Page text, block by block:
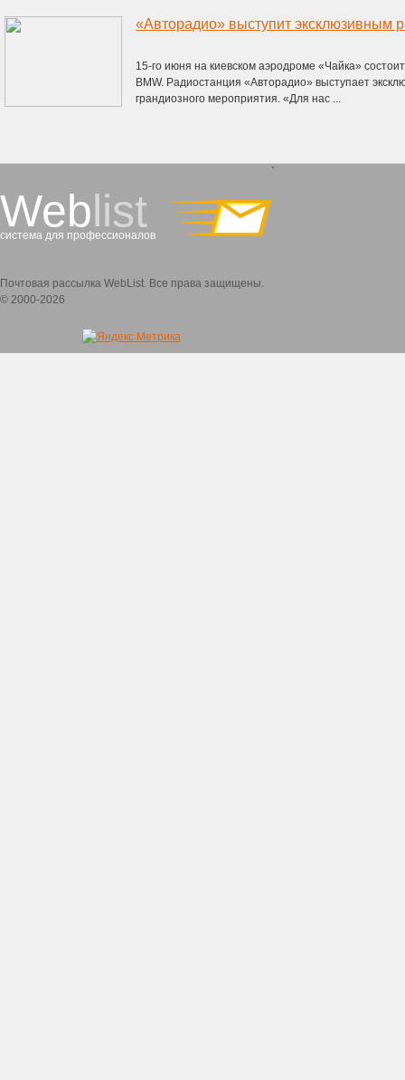
15-го июня на киевском аэродроме «Чайка»
BMW. Радиостанция «Авторадио» выступает
грандиозного мероприятия. «Для нас ...
Weblist
система для профессионалов
`
Почтовая рассылка WebList. Все права защищены.
© 2000-2026